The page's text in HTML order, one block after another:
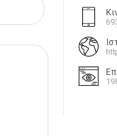
NAVTEQ, USGS, Intermap, iPC,